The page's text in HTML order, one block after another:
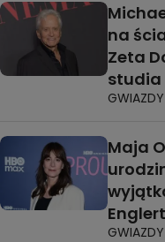
na
Zeta
studia
GWIAZDY
Maja
GWIAZDY